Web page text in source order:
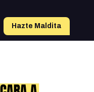
Hazte Maldita